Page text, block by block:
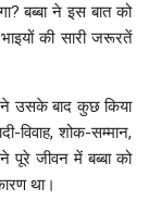
बब्बा ने इस बात को
की सारी जरूरतें
ने उसके बाद कुछ किया
विवाह, शोक-सम्मान,
पूरे जीवन में बब्बा को
था।